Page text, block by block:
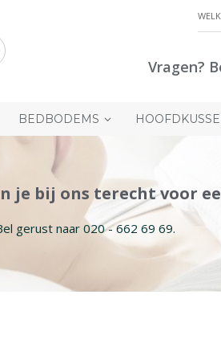
Vragen?
BEDBODEMS
je bij ons terecht voor
gerust naar 020 - 662 69 69.